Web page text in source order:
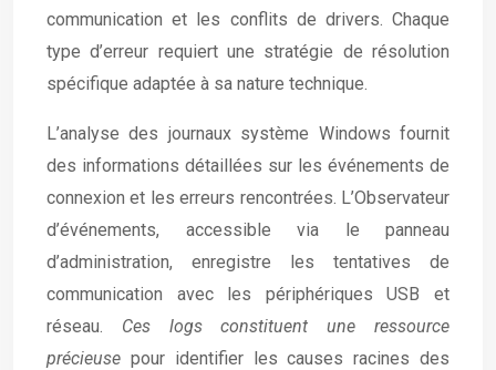
communication et les conflits de drivers. Chaque
type d’erreur requiert une stratégie de résolution
spécifique adaptée à sa nature technique.
L’analyse des journaux système Windows fournit
des informations détaillées sur les événements de
connexion et les erreurs rencontrées. L’Observateur
d’événements, accessible via le panneau
d’administration, enregistre les tentatives de
communication avec les périphériques USB et
réseau. Ces logs constituent une ressource
précieuse pour identifier les causes racines des